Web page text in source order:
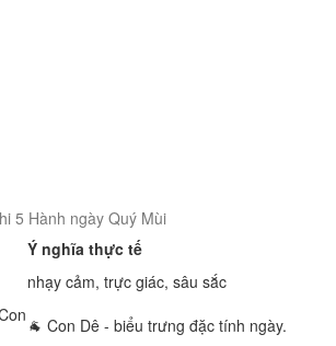
5 Hành ngày Quý Mùi
Ý nghĩa thực tế
nhạy cảm, trực giác, sâu sắc
🐐 Con Dê - biểu trưng đặc tính ngày.